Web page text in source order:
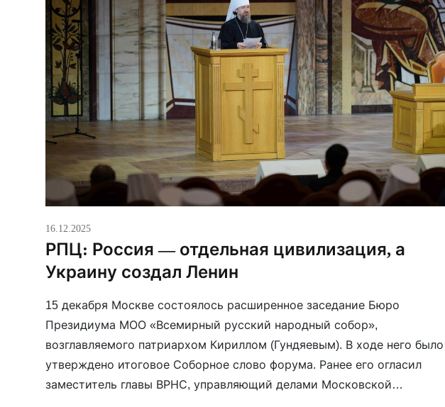
16.12.2025
РПЦ: Россия — отдельная цивилизация, а
Украину создал Ленин
15 декабря Москве состоялось расширенное заседание Бюро
Президиума МОО «Всемирный русский народный собор»,
возглавляемого патриархом Кириллом (Гундяевым). В ходе него было
утверждено итоговое Соборное слово форума. Ранее его огласил
заместитель главы ВРНС, управляющий делами Московской